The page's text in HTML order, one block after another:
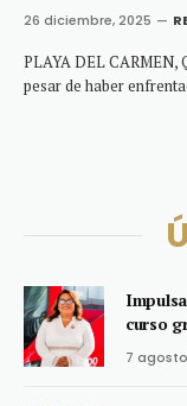
26 diciembre, 2025
PLAYA DEL CARMEN,
pesar de haber
curso
7